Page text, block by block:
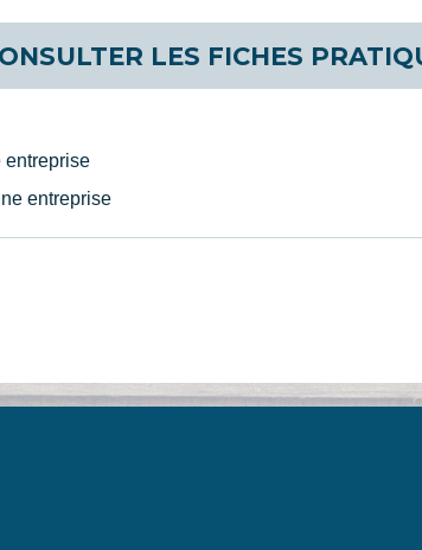
LES FICHES
entreprise
entreprise